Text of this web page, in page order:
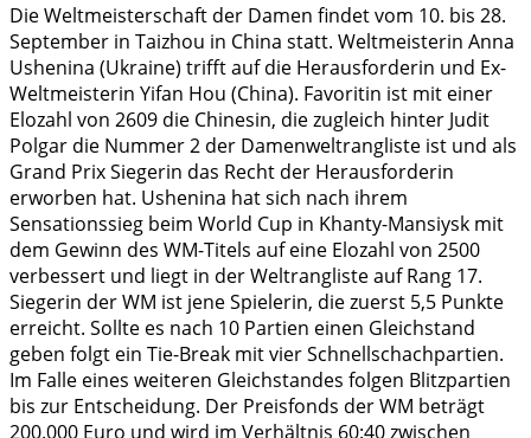
Die Weltmeisterschaft der Damen findet vom 10. bis 28.
September in Taizhou in China statt. Weltmeisterin Anna
Ushenina (Ukraine) trifft auf die Herausforderin und Ex-
Weltmeisterin Yifan Hou (China). Favoritin ist mit einer
Elozahl von 2609 die Chinesin, die zugleich hinter Judit
Polgar die Nummer 2 der Damenweltrangliste ist und als
Grand Prix Siegerin das Recht der Herausforderin
erworben hat. Ushenina hat sich nach ihrem
Sensationssieg beim World Cup in Khanty-Mansiysk mit
dem Gewinn des WM-Titels auf eine Elozahl von 2500
verbessert und liegt in der Weltrangliste auf Rang 17.
Siegerin der WM ist jene Spielerin, die zuerst 5,5 Punkte
erreicht. Sollte es nach 10 Partien einen Gleichstand
geben folgt ein Tie-Break mit vier Schnellschachpartien.
Im Falle eines weiteren Gleichstandes folgen Blitzpartien
bis zur Entscheidung. Der Preisfonds der WM beträgt
200.000 Euro und wird im Verhältnis 60:40 zwischen